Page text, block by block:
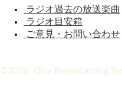
ラジオ過去の放送楽曲
ラジオ目安箱
ご意見・お問い合わせ
©2026 Oita Broadcasting